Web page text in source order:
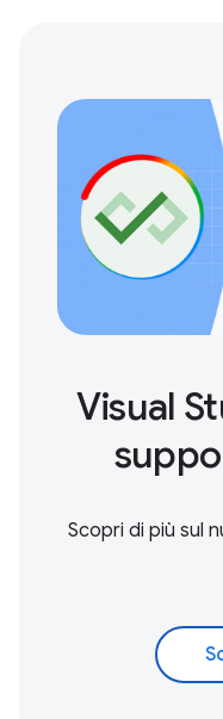
Visual
Scopri di più sul